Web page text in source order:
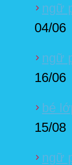
ngữ
04/06
ngữ
16/06
bé
15/08
ngữ